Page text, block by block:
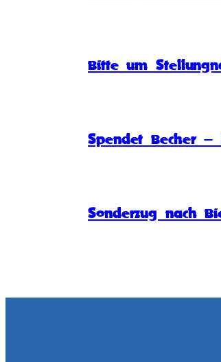
Bitte um
Spendet Becher –
Sonderzug nach